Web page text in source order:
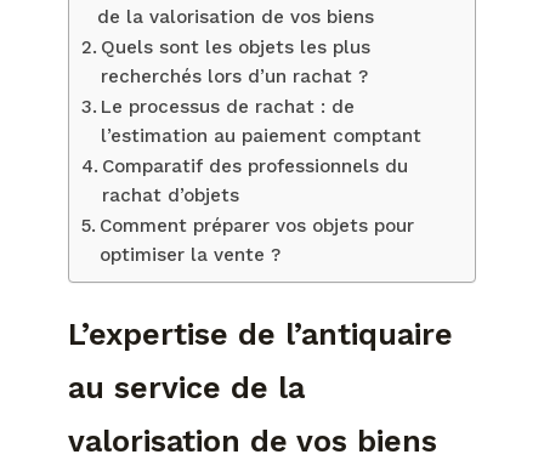
de la valorisation de vos biens
Quels sont les objets les plus
recherchés lors d’un rachat ?
Le processus de rachat : de
l’estimation au paiement comptant
Comparatif des professionnels du
rachat d’objets
Comment préparer vos objets pour
optimiser la vente ?
L’expertise de l’antiquaire
au service de la
valorisation de vos biens